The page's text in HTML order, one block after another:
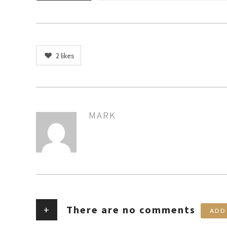
2likes
AUTHOR
MARK
+ There are no comments ADD